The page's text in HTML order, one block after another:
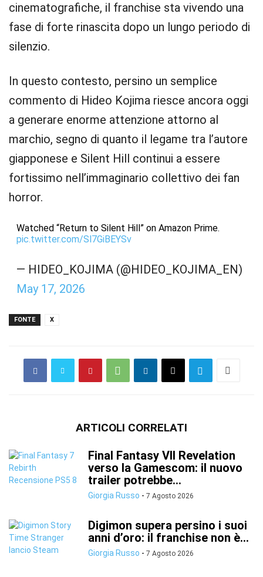
cinematografiche, il franchise sta vivendo una
fase di forte rinascita dopo un lungo periodo di
silenzio.
In questo contesto, persino un semplice
commento di Hideo Kojima riesce ancora oggi
a generare enorme attenzione attorno al
marchio, segno di quanto il legame tra l’autore
giapponese e Silent Hill continui a essere
fortissimo nell’immaginario collettivo dei fan
horror.
Watched “Return to Silent Hill” on Amazon Prime.
pic.twitter.com/Sl7GiBEYSv
— HIDEO_KOJIMA (@HIDEO_KOJIMA_EN)
May 17, 2026
FONTE X
ARTICOLI CORRELATI
Final Fantasy VII Revelation
verso la Gamescom: il nuovo
trailer potrebbe...
Giorgia Russo - 7 Agosto 2026
Digimon supera persino i suoi
anni d’oro: il franchise non è...
Giorgia Russo - 7 Agosto 2026